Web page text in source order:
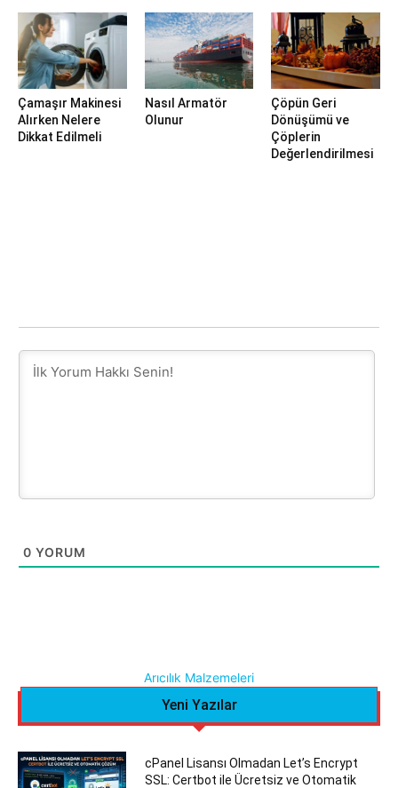
Çamaşır Makinesi
Alırken Nelere
Dikkat Edilmeli
Nasıl Armatör
Olunur
Çöpün Geri
Dönüşümü ve
Çöplerin
Değerlendirilmesi
0 YORUM
Arıcılık Malzemeleri
Yeni Yazılar
cPanel Lisansı Olmadan Let’s Encrypt
SSL: Certbot ile Ücretsiz ve Otomatik